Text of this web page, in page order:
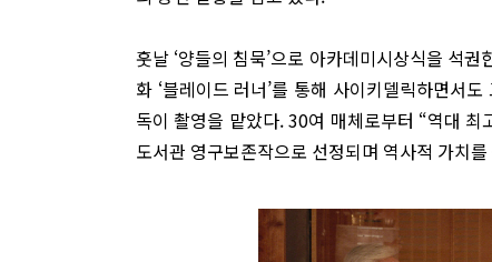
훗날 ‘양들의 침묵’으로 아카데미시상식을 석
화 ‘블레이드 러너’를 통해 사이키델릭하면서
독이 촬영을 맡았다. 30여 매체로부터 “역대
도서관 영구보존작으로 선정되며 역사적 가치